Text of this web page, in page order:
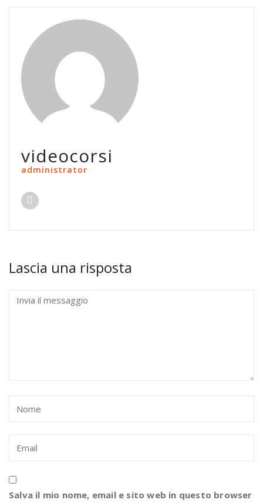
videocorsi
administrator
Lascia una risposta
Salva il mio nome, email e sito web in questo browser